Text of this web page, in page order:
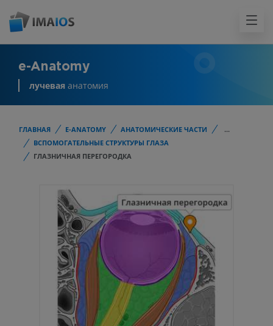
e-Anatomy
лучевая анатомия
ГЛАВНАЯ E-ANATOMY АНАТОМИЧЕСКИЕ ЧАСТИ
...
ВСПОМОГАТЕЛЬНЫЕ СТРУКТУРЫ ГЛАЗА
ГЛАЗНИЧНАЯ ПЕРЕГОРОДКА